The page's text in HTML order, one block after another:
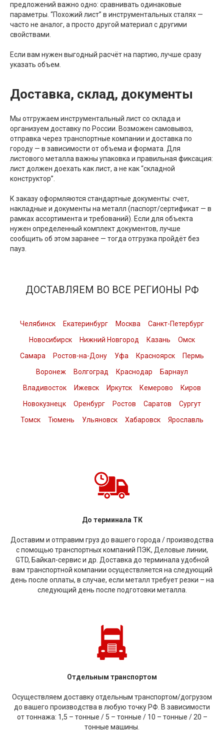
предложений важно одно: сравнивать одинаковые
параметры. “Похожий лист” в инструментальных сталях —
часто не аналог, а просто другой материал с другими
свойствами.
Если вам нужен выгодный расчёт на партию, лучше сразу
указать объем.
Доставка, склад, документы
Мы отгружаем инструментальный лист со склада и
организуем доставку по России. Возможен самовывоз,
отправка через транспортные компании и доставка по
городу — в зависимости от объема и формата. Для
листового металла важны упаковка и правильная фиксация:
лист должен доехать как лист, а не как “складной
конструктор”.
К заказу оформляются стандартные документы: счет,
накладные и документы на металл (паспорт/сертификат — в
рамках ассортимента и требований). Если для объекта
нужен определенный комплект документов, лучше
сообщить об этом заранее — тогда отгрузка пройдёт без
пауз.
ДОСТАВЛЯЕМ ВО ВСЕ РЕГИОНЫ РФ
Челябинск Екатеринбург Москва
Санкт-Петербург
Новосибирск
Нижний Новгород Казань
Омск
Самара
Ростов-на-Дону Уфа Красноярск
Пермь
Воронеж
Волгоград Краснодар
Барнаул
Владивосток
Ижевск Иркутск Кемерово
Киров
Новокузнецк
Оренбург Ростов Саратов
Сургут
Томск
Тюмень Ульяновск Хабаровск Ярославль
До терминала ТК
Доставим и отправим груз до вашего города / производства
с помощью транспортных компаний ПЭК, Деловые линии,
GTD, Байкал-сервис и др. Доставка до терминала удобной
вам транспортной компании осуществляется на следующий
день после оплаты, в случае, если металл требует резки – на
следующий день после подготовки металла.
Отдельным транспортом
Осуществляем доставку отдельным транспортом/догрузом
до вашего производства в любую точку РФ. В зависимости
от тоннажа: 1,5 – тонные / 5 – тонные / 10 – тонные / 20 –
тонные машины.